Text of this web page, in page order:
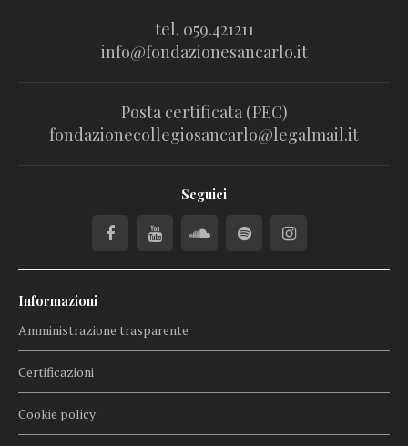
tel. 059.421211
info@fondazionesancarlo.it
Posta certificata (PEC)
fondazionecollegiosancarlo@legalmail.it
Seguici
Informazioni
Amministrazione trasparente
Certificazioni
Cookie policy